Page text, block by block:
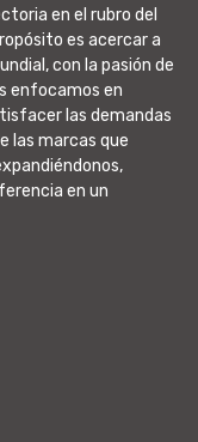
en el rubro del
es acercar a
con la pasión de
enfocamos en
las demandas
las marcas que
en un